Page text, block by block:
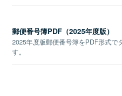
郵便番号簿PDF（2025年度版）
2025年度版郵便番号簿をPDF形式で
す。